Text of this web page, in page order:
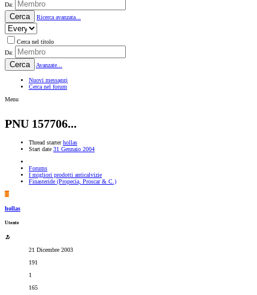
Da:
Cerca Ricerca avanzata...
Cerca nel titolo
Da:
Cerca Avanzate...
Nuovi messaggi
Cerca nel forum
Menu
PNU 157706...
Thread starter hollas
Start date 31 Gennaio 2004
Forums
I migliori prodotti anticalvizie
Finasteride (Propecia, Proscar & C.)
H
hollas
Utente
21 Dicembre 2003
191
1
165